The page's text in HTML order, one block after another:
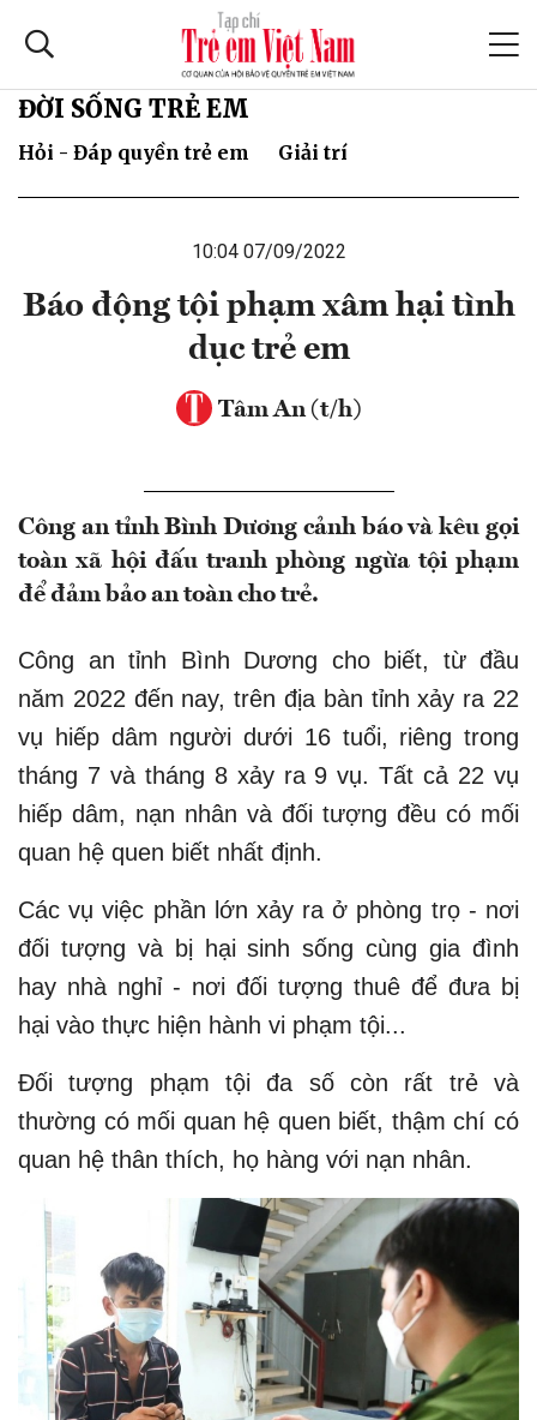
ĐỜI SỐNG TRẺ EM
Hỏi - Đáp quyền trẻ em Giải trí
10:04 07/09/2022
Báo động tội phạm xâm hại tình
dục trẻ em
Tâm An (t/h)
Công an tỉnh Bình Dương cảnh báo và kêu gọi
toàn xã hội đấu tranh phòng ngừa tội phạm
để đảm bảo an toàn cho trẻ.
Công an tỉnh Bình Dương cho biết, từ đầu
năm 2022 đến nay, trên địa bàn tỉnh xảy ra 22
vụ hiếp dâm người dưới 16 tuổi, riêng trong
tháng 7 và tháng 8 xảy ra 9 vụ. Tất cả 22 vụ
hiếp dâm, nạn nhân và đối tượng đều có mối
quan hệ quen biết nhất định.
Các vụ việc phần lớn xảy ra ở phòng trọ - nơi
đối tượng và bị hại sinh sống cùng gia đình
hay nhà nghỉ - nơi đối tượng thuê để đưa bị
hại vào thực hiện hành vi phạm tội...
Đối tượng phạm tội đa số còn rất trẻ và
thường có mối quan hệ quen biết, thậm chí có
quan hệ thân thích, họ hàng với nạn nhân.